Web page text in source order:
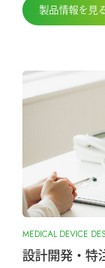
製品情報を見
MEDICAL DEVICE
設計開発・特